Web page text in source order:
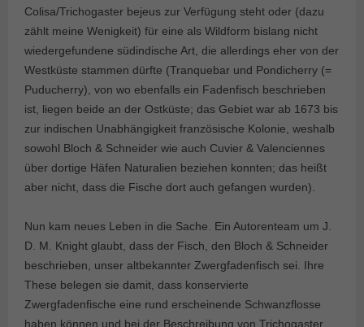
Colisa/Trichogaster bejeus zur Verfügung steht oder (dazu
zählt meine Wenigkeit) für eine als Wildform bislang nicht
wiedergefundene südindische Art, die allerdings eher von der
Westküste stammen dürfte (Tranquebar und Pondicherry (=
Puducherry), von wo ebenfalls ein Fadenfisch beschrieben
ist, liegen beide an der Ostküste; das Gebiet war ab 1673 bis
zur indischen Unabhängigkeit französische Kolonie, weshalb
sowohl Bloch & Schneider wie auch Cuvier & Valenciennes
über dortige Häfen Naturalien beziehen konnten; das heißt
aber nicht, dass die Fische dort auch gefangen wurden).
Nun kam neues Leben in die Sache. Ein Autorenteam um J.
D. M. Knight glaubt, dass der Fisch, den Bloch & Schneider
beschrieben, unser altbekannter Zwergfadenfisch sei. Ihre
These belegen sie damit, dass konservierte
Zwergfadenfische eine rund erscheinende Schwanzflosse
haben können und bei der Beschreibung von Trichogaster